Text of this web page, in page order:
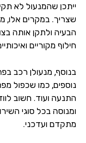
שהמנעול לא תקין,
במקרים אלו,
ולתקן אותה בצורה
מקוריים ואיכותיים.
מנעולן רכב בפתח
כמו שכפול
ועוד. חשוב לוודא
בכל סוגי
ועדכני.